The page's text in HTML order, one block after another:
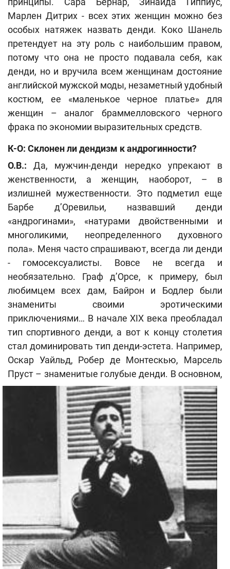
Марлен Дитрих - всех этих женщин можно без
особых натяжек назвать денди. Коко Шанель
претендует на эту роль с наибольшим правом,
потому что она не просто подавала себя, как
денди, но и вручила всем женщинам достояние
английской мужской моды, незаметный удобный
костюм, ее «маленькое черное платье» для
женщин – аналог браммелловского черного
фрака по экономии выразительных средств.
К-О: Склонен ли дендизм к андрогинности?
O.B.: Да, мужчин-денди нередко упрекают в
женственности, а женщин, наоборот, – в
излишней мужественности. Это подметил еще
Барбе д’Оревильи, назвавший денди
«андрогинами», «натурами двойственными и
многоликими, неопределенного духовного
пола». Меня часто спрашивают, всегда ли денди
- гомосексуалисты. Вовсе не всегда и
необязательно. Граф д’Орсе, к примеру, был
любимцем всех дам, Байрон и Бодлер были
знамениты своими эротическими
приключениями… В начале XIX века преобладал
тип спортивного денди, а вот к концу столетия
стал доминировать тип денди-эстета. Например,
Оскар Уайльд, Робер де Монтескью, Марсель
Пруст – знаменитые голубые денди. В основном,